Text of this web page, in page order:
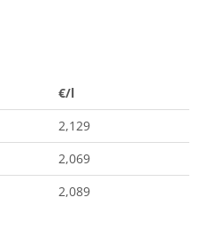
€/l
2,129
2,069
2,089